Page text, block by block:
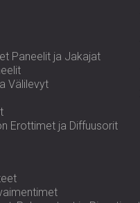
Paneelit ja Jakajat
Välilevyt
Erottimet ja Diffuusorit